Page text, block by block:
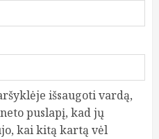
išsaugoti vardą,
puslapį, kad jų
kai kitą kartą vėl